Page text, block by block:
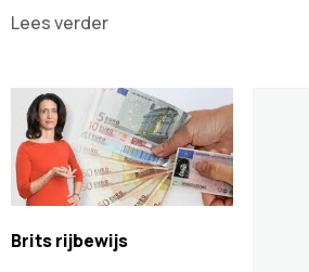
Lees verder
Brits rijbewijs